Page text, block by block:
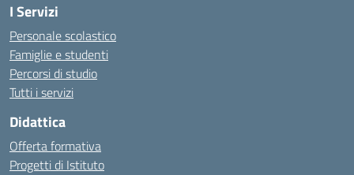
I Servizi
Personale scolastico
Famiglie e studenti
Percorsi di studio
Tutti i servizi
Didattica
Offerta formativa
Progetti di Istituto